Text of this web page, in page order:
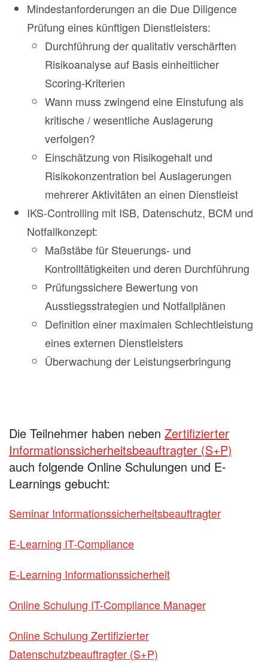
Mindestanforderungen an die Due Diligence
Prüfung eines künftigen Dienstleisters:
Durchführung der qualitativ verschärften
Risikoanalyse auf Basis einheitlicher
Scoring-Kriterien
Wann muss zwingend eine Einstufung als
kritische / wesentliche Auslagerung
verfolgen?
Einschätzung von Risikogehalt und
Risikokonzentration bei Auslagerungen
mehrerer Aktivitäten an einen Dienstleist
IKS-Controlling mit ISB, Datenschutz, BCM und
Notfallkonzept:
Maßstäbe für Steuerungs- und
Kontrolltätigkeiten und deren Durchführung
Prüfungssichere Bewertung von
Ausstiegsstrategien und Notfallplänen
Definition einer maximalen Schlechtleistung
eines externen Dienstleisters
Überwachung der Leistungserbringung
Die Teilnehmer haben neben Zertifizierter
Informationssicherheitsbeauftragter (S+P)
auch folgende Online Schulungen und E-
Learnings gebucht:
Seminar Informationssicherheitsbeauftragter
E-Learning IT-Compliance
E-Learning Informationssicherheit
Online Schulung IT-Compliance Manager
Online Schulung Zertifizierter
Datenschutzbeauftragter (S+P)